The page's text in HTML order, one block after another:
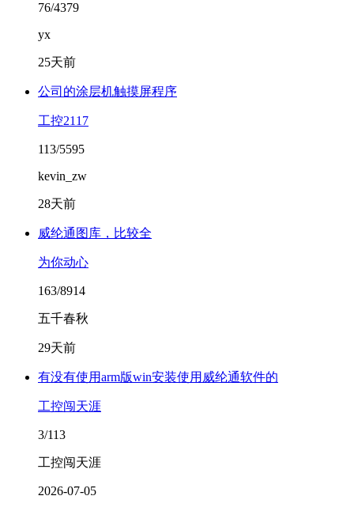
76/4379
yx
25天前
公司的涂层机触摸屏程序
工控2117
113/5595
kevin_zw
28天前
威纶通图库，比较全
为你动心
163/8914
五千春秋
29天前
有没有使用arm版win安装使用威纶通软件的
工控闯天涯
3/113
工控闯天涯
2026-07-05